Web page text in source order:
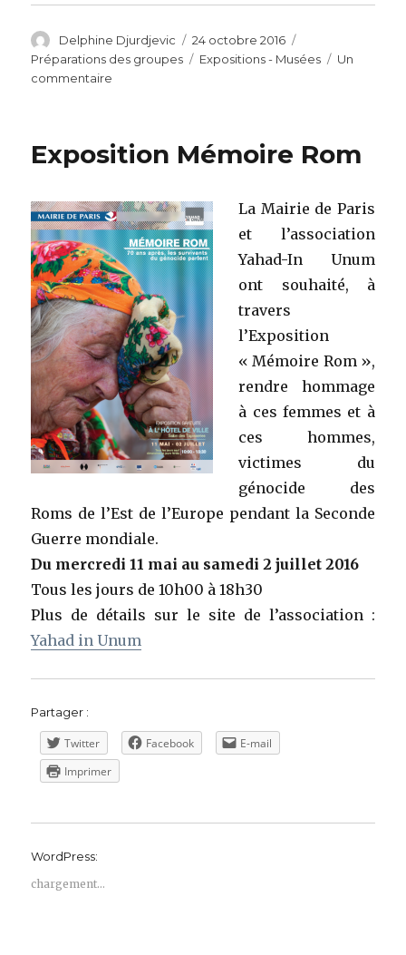
Auteur
Delphine Djurdjevic
Publié
le
24 octobre 2016
Préparations des groupes
Étiquettes
Expositions - Musées
Un
commentaire
de
Exposition Mémoire Rom
La Mairie de Paris
et l’association
Yahad-In Unum
ont souhaité, à
travers
l’Exposition
« Mémoire Rom »,
rendre hommage
à ces femmes et à
ces hommes,
victimes du
génocide des
Roms de l’Est de l’Europe pendant la Seconde
Guerre mondiale.
Du mercredi 11 mai au samedi 2 juillet 2016
Tous les jours de 10h00 à 18h30
Plus de détails sur le site de l’association :
Yahad in Unum
Partager :
Twitter Facebook
E-mail
Imprimer
WordPress:
chargement…